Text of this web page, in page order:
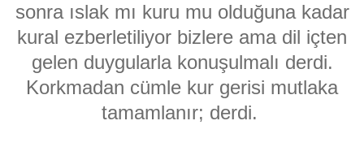
sonra ıslak mı kuru mu olduğuna kadar
kural ezberletiliyor bizlere ama dil içten
gelen duygularla konuşulmalı derdi.
Korkmadan cümle kur gerisi mutlaka
tamamlanır; derdi.